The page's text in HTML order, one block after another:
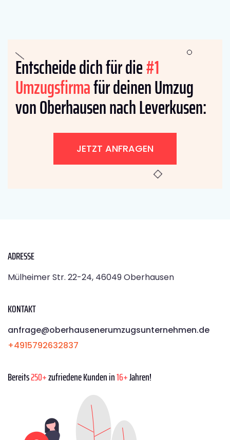
Entscheide dich für die#1
Umzugsfirmafür deinen Umzug
von Oberhausen nach Leverkusen:
JETZT ANFRAGEN
ADRESSE
Mülheimer Str. 22-24, 46049 Oberhausen
KONTAKT
anfrage@oberhausenerumzugsunternehmen.de
+4915792632837
Bereits250+zufriedene Kunden in16+Jahren!